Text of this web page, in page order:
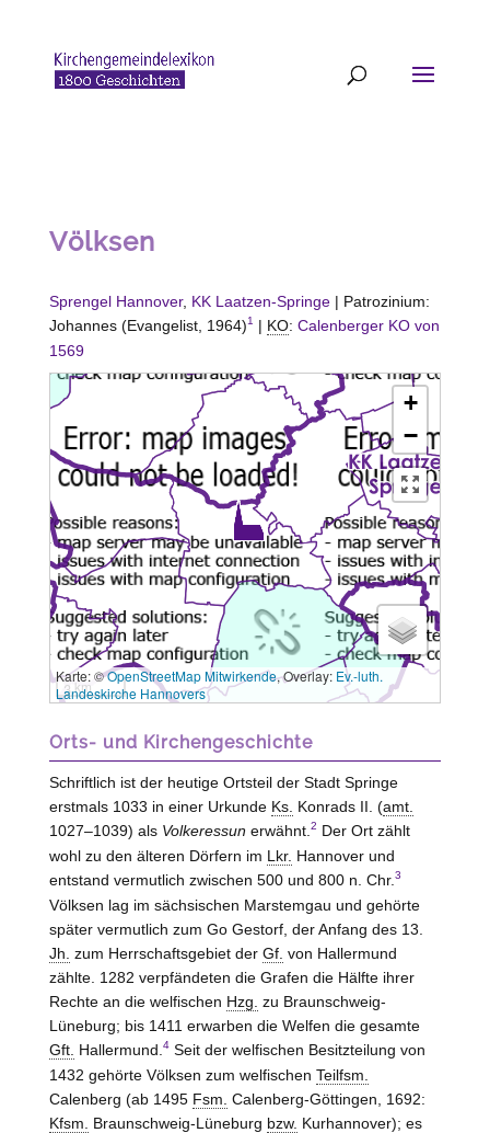
Völksen
Sprengel Hannover, KK Laatzen-Springe| Patrozinium:
Johannes (Evangelist, 1964)1 | KO: Calenberger KO von
1569
+
−
3 km
Karte: ©OpenStreetMap Mitwirkende, Overlay: Ev.-luth.
Landeskirche Hannovers
Orts- und Kirchengeschichte
Schriftlich ist der heutige Ortsteil der Stadt Springe
erstmals 1033 in einer Urkunde Ks. Konrads II. (amt.
1027–1039) als Volkeressun erwähnt. 2 Der Ort zählt
wohl zu den älteren Dörfern im Lkr. Hannover und
entstand vermutlich zwischen 500 und 800 n. Chr. 3
Völksen lag im sächsischen Marstemgau und gehörte
später vermutlich zum Go Gestorf, der Anfang des 13.
Jh. zum Herrschaftsgebiet der Gf. von Hallermund
zählte. 1282 verpfändeten die Grafen die Hälfte ihrer
Rechte an die welfischen Hzg. zu Braunschweig-
Lüneburg; bis 1411 erwarben die Welfen die gesamte
Gft. Hallermund 4Seit der welfischen Besitzteilung von
1432 gehörte Völksen zum welfischen Teilfsm.
Calenberg (ab 1495 Fsm. Calenberg-Göttingen , 1692:
Kfsm.
Braunschweig-Lüneburg bzw. Kurhannover); es